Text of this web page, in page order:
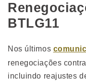
BTLG11
Nos últimos
renegociações
incluindo reajustes